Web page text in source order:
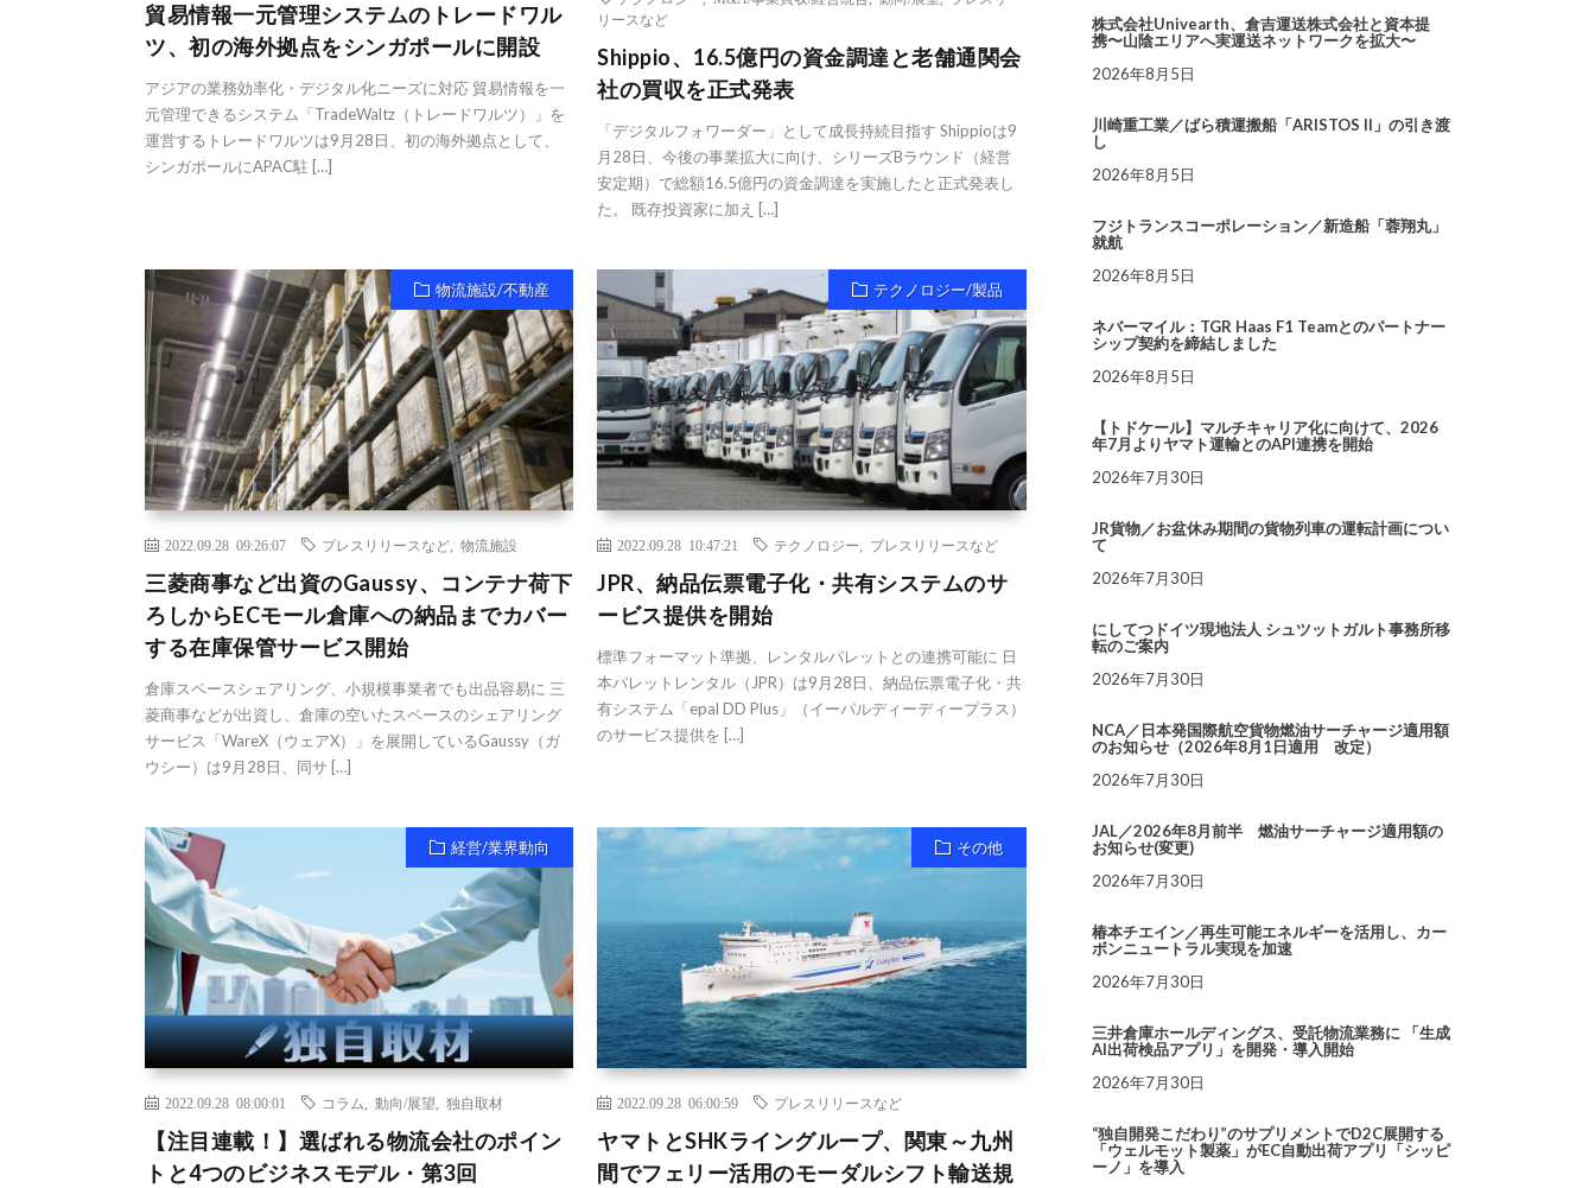
貿易情報一元管理システムのトレードワル
ツ、初の海外拠点をシンガポールに開設
アジアの業務効率化・デジタル化ニーズに対応 貿易情報を一
元管理できるシステム「TradeWaltz（トレードワルツ）」を
運営するトレードワルツは9月28日、初の海外拠点として、
シンガポールにAPAC駐 […]
リースなど
Shippio、16.5億円の資金調達と老舗通関会
社の買収を正式発表
「デジタルフォワーダー」として成長持続目指す Shippioは9
月28日、今後の事業拡大に向け、シリーズBラウンド（経営
安定期）で総額16.5億円の資金調達を実施したと正式発表し
た。 既存投資家に加え […]
物流施設/不動産
2022.09.28 09:26:07 プレスリリースなど 物流施設
三菱商事など出資のGaussy、コンテナ荷下
ろしからECモール倉庫への納品までカバー
する在庫保管サービス開始
倉庫スペースシェアリング、小規模事業者でも出品容易に 三
菱商事などが出資し、倉庫の空いたスペースのシェアリング
サービス「WareX（ウェアX）」を展開しているGaussy（ガ
ウシー）は9月28日、同サ […]
テクノロジー/製品
2022.09.28 10:47:21 テクノロジー プレスリリースなど
JPR、納品伝票電子化・共有システムのサ
ービス提供を開始
標準フォーマット準拠、レンタルパレットとの連携可能に 日
本パレットレンタル（JPR）は9月28日、納品伝票電子化・共
有システム「epal DD Plus」（イーパルディーディープラス）
のサービス提供を […]
経営/業界動向
2022.09.28 08:00:01 コラム 動向/展望 独自取材
【注目連載！】選ばれる物流会社のポイン
トと4つのビジネスモデル・第3回
その他
2022.09.28 06:00:59 プレスリリースなど
ヤマトとSHKライングループ、関東～九州
間でフェリー活用のモーダルシフト輸送規
株式会社Univearth、倉吉運送株式会社と資本提
携〜山陰エリアへ実運送ネットワークを拡大〜
2026年8月5日
川崎重工業／ばら積運搬船「ARISTOS II」の引き渡
し
2026年8月5日
フジトランスコーポレーション／新造船「蓉翔丸」
就航
2026年8月5日
ネバーマイル：TGR Haas F1 Teamとのパートナー
シップ契約を締結しました
2026年8月5日
【トドケール】マルチキャリア化に向けて、2026
年7月よりヤマト運輸とのAPI連携を開始
2026年7月30日
JR貨物／お盆休み期間の貨物列車の運転計画につい
て
2026年7月30日
にしてつドイツ現地法人 シュツットガルト事務所移
転のご案内
2026年7月30日
NCA／日本発国際航空貨物燃油サーチャージ適用額
のお知らせ（2026年8月1日適用 改定）
2026年7月30日
JAL／2026年8月前半 燃油サーチャージ適用額の
お知らせ(変更)
2026年7月30日
椿本チエイン／再生可能エネルギーを活用し、カー
ボンニュートラル実現を加速
2026年7月30日
三井倉庫ホールディングス、受託物流業務に 「生成
AI出荷検品アプリ」を開発・導入開始
2026年7月30日
“独自開発こだわり”のサプリメントでD2C展開する
「ウェルモット製薬」がEC自動出荷アプリ「シッピ
ーノ」を導入